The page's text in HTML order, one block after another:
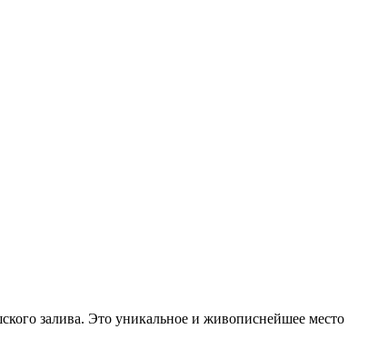
залива. Это уникальное и живописнейшее место